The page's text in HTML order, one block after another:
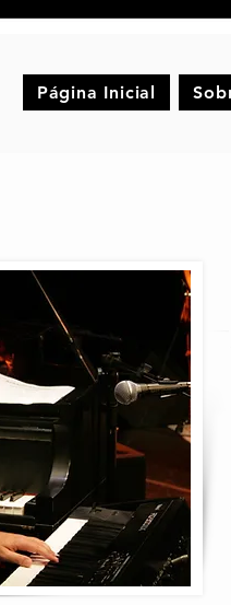
Página Inicial